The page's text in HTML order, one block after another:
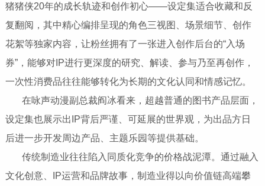
猪猪侠20年的成长轨迹和创作初心——设定集适合收藏和反
复翻阅，其中精心编排呈现的角色三视图、场景细节、创作
花絮等独家内容，让粉丝拥有了一张进入创作后台的“入场
券”，能够对IP进行更深度的研究、解读、参与乃至再创作，
一次性消费品往往能够转化为长期的文化认同和情感记忆。
​​​​​​​ 在咏声动漫副总裁阎冰看来，超越普通的图书产品层面，
设定集也展示出IP背后严谨、可延展的世界观，为出品方日
后进一步开发周边产品、主题乐园等提供基础。
​​​​​​​ 传统制造业往往陷入同质化竞争的价格战泥潭。通过融入
文化创意、IP运营和品牌故事，制造业得以向价值链高端攀